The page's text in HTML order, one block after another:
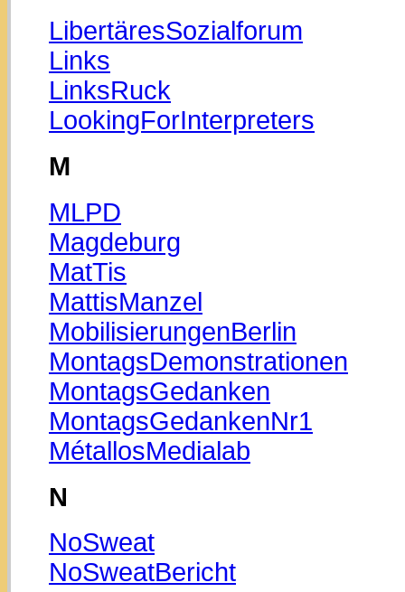
LibertäresSozialforum
Links
LinksRuck
LookingForInterpreters
M
MLPD
Magdeburg
MatTis
MattisManzel
MobilisierungenBerlin
MontagsDemonstrationen
MontagsGedanken
MontagsGedankenNr1
MétallosMedialab
N
NoSweat
NoSweatBericht